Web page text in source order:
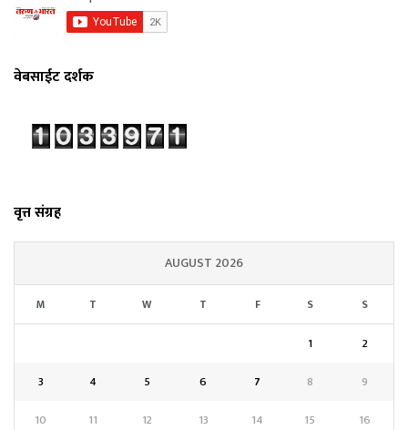
वेबसाईट दर्शक
वृत्त संग्रह
AUGUST 2026
M T W T F S S
1
2
3
4 5 6 7 8
9
10
11 12 13 14 15 16